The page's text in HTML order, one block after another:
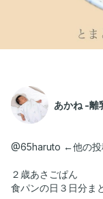
あかね -離
@65haruto ←他の投
２歳あさごぱん
食パンの日３日分ま